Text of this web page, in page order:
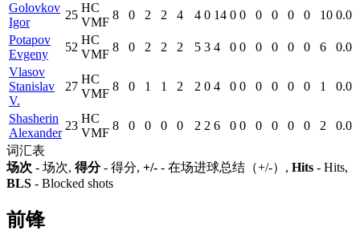
Golovkov
Igor
25
HC
VMF
8 0 2 2 4 4 0 14 0 0 0 0 0 0 10 0.0
Potapov
Evgeny
52
HC
VMF
8 0 2 2 2 5 3 4 0 0 0 0 0 0 6
0.0
Vlasov
Stanislav
V.
27
HC
VMF
8 0 1 1 2 2 0 4 0 0 0 0 0 0 1 0.0
Shasherin
Alexander
23
HC
VMF
8 0 0 0 0 2 2 6 0 0 0 0 0 0 2
0.0
词汇表
场次 - 场次, 得分- 得分, +/- - 在场进球总结（+/-）, Hits - Hits,
BLS - Blocked shots
前锋